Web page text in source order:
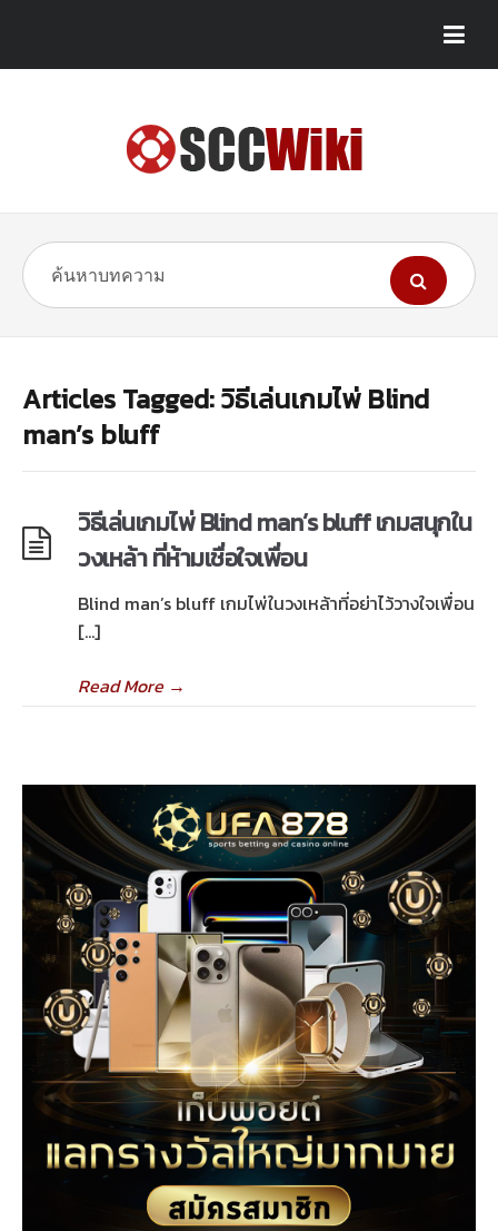
Articles Tagged: วิธีเล่นเกมไพ่ Blind
man’s bluff
วิธีเล่นเกมไพ่ Blind man’s bluff เกมสนุกใน
วงเหล้า ที่ห้ามเชื่อใจเพื่อน
Blind man’s bluff เกมไพ่ในวงเหล้าที่อย่าไว้วางใจเพื่อน
[…]
Read More→